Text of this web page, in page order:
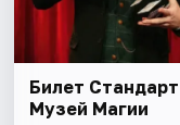
Билет Стандарт
Музей Магии